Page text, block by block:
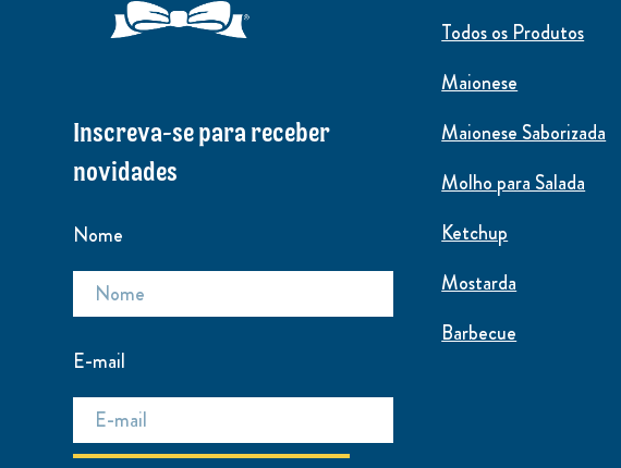
Inscreva-se para receber
novidades
Nome
E-mail
Todos os Produtos
Maionese
Maionese Saborizada
Molho para Salada
Ketchup
Mostarda
Barbecue